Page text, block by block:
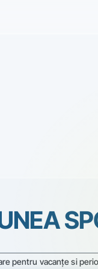
pentru vacanţe si